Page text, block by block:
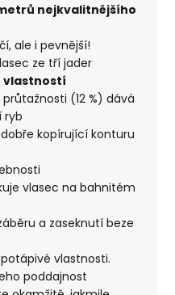
nejkvalitnějšího
ale i pevnější!
ze tří jader
vlastností
(12 %) dává
ryb
kopírující konturu
vlasec na bahnitém
a zaseknutí beze
vlastnosti.
poddajnost